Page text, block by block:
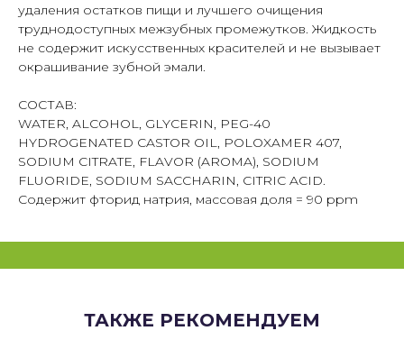
удаления остатков пищи и лучшего очищения
труднодоступных межзубных промежутков. Жидкость
не содержит искусственных красителей и не вызывает
окрашивание зубной эмали.
СОСТАВ:
WATER, ALCOHOL, GLYCERIN, PEG-40
HYDROGENATED CASTOR OIL, POLOXAMER 407,
SODIUM CITRATE, FLAVOR (AROMA), SODIUM
FLUORIDE, SODIUM SACCHARIN, CITRIC ACID.
Содержит фторид натрия, массовая доля = 90 ppm
ТАКЖЕ РЕКОМЕНДУЕМ